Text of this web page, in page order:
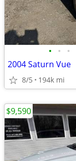
• • •
2004 Saturn Vue
8/5 194k mi
$9,590